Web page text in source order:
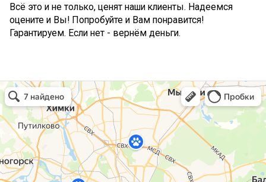
Всё это и не только, ценят наши клиенты. Надеемся
оцените и Вы! Попробуйте и Вам понравится!
Гарантируем. Если нет - вернём деньги.